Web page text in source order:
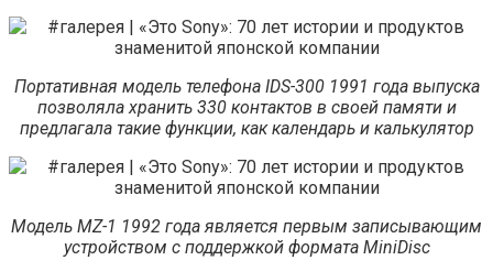
Портативная модель телефона IDS-300 1991 года выпуска
позволяла хранить 330 контактов в своей памяти и
предлагала такие функции, как календарь и калькулятор
Модель MZ-1 1992 года является первым записывающим
устройством с поддержкой формата MiniDisc